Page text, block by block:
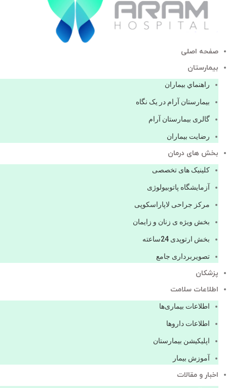
صفحه اصلی
بيمارستان
راهنماي بیماران
بیمارستان آرام در یک نگاه
گالری بیمارستان آرام
رضایت بیماران
بخش های درمان
کلینیک های تخصصی
آزمایشگاه پاتوبیولوژی
مرکز جراحی لاپاراسکوپی
بخش ویژه ی زنان و زایمان
بخش ارتوپدی 24ساعته
تصویربرداری جامع
پزشكان
اطلاعات سلامت
اطلاعات بیماری‌ها
اطلاعات دارو‌ها
اپليكيشن بيمارستان
آموزش بیمار
اخبار و مقالات